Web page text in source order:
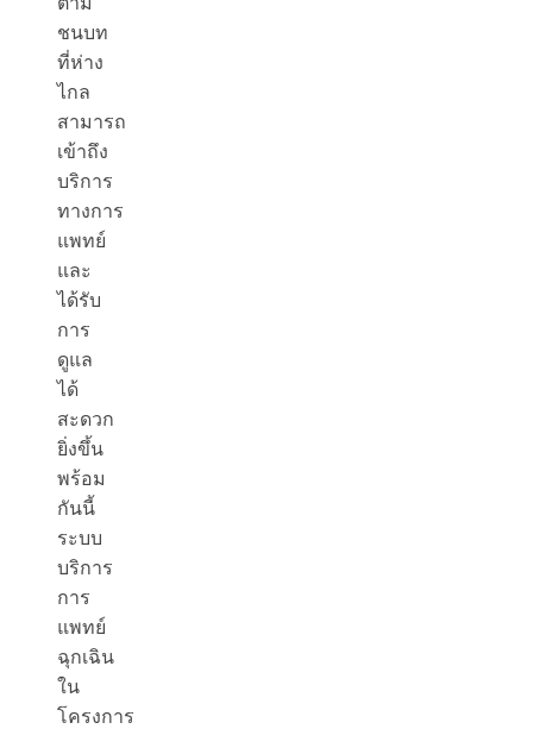
ชนบท
ที่ห่าง
ไกล
สามารถ
เข้าถึง
บริการ
ทางการ
แพทย์
และ
ได้รับ
การ
ดูแล
ได้
สะดวก
ยิ่งขึ้น
พร้อม
กันนี้
ระบบ
บริการ
การ
แพทย์
ฉุกเฉิน
ใน
โครงการ